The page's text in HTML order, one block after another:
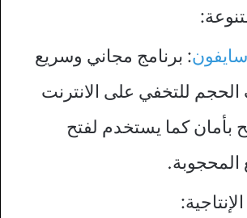
: برنامج مجاني وسريع
للتخفي على الانترنت
بأمان كما يستخدم لفتح
المحجوبة.